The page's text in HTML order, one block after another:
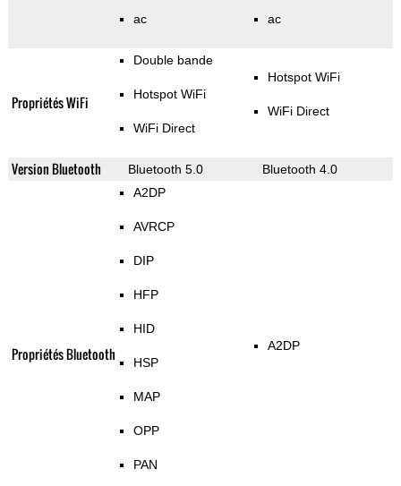
ac ac
Propriétés WiFi
Double bande
Hotspot WiFi
WiFi Direct
Hotspot WiFi
WiFi Direct
Version Bluetooth Bluetooth 5.0 Bluetooth 4.0
Propriétés Bluetooth
A2DP
AVRCP
DIP
HFP
HID
HSP
MAP
OPP
PAN
A2DP